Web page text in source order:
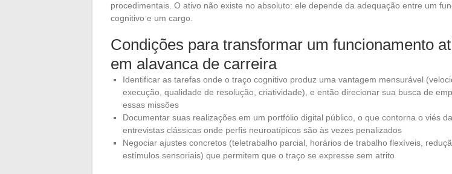
procedimentais. O ativo não existe no absoluto: ele depende da adequação entre um
cognitivo e um cargo.
Condições para transformar um funcionamento
em alavanca de carreira
Identificar as tarefas onde o traço cognitivo produz uma vantagem mensurável
execução, qualidade de resolução, criatividade), e então direcionar sua busca de
essas missões
Documentar suas realizações em um portfólio digital público, o que contorna o viés
entrevistas clássicas onde perfis neuroatípicos são às vezes penalizados
Negociar ajustes concretos (teletrabalho parcial, horários de trabalho flexíveis,
estímulos sensoriais) que permitem que o traço se expresse sem atrito